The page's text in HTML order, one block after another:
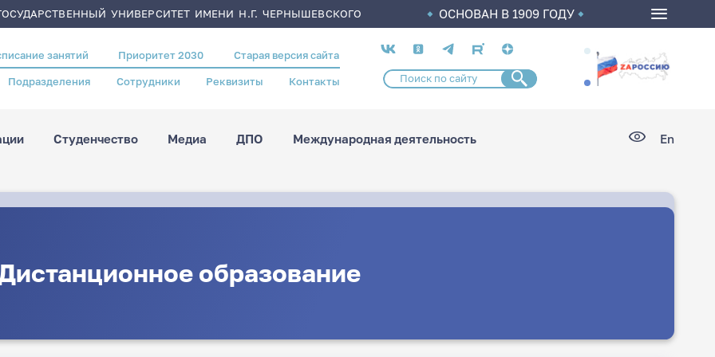
УНИВЕРСИТЕТ ИМЕНИ Н.Г. ЧЕРНЫШЕВСКОГО ОСНОВАН В 1909 ГОДУ
занятий Приоритет 2030 Старая версия сайта
Подразделения Сотрудники Реквизиты Контакты
Социальные
сети
Студенчество Медиа ДПО Международная деятельность En
образование